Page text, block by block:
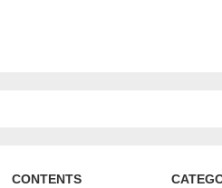
CONTENTS